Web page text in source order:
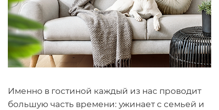
Именно в гостиной каждый из нас проводит
большую часть времени: ужинает с семьей и